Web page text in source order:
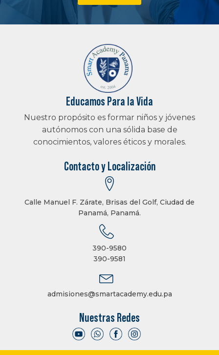
Educamos Para la Vida
Nuestro propósito es formar niños y jóvenes
autónomos con una sólida base de
conocimientos, valores éticos y morales.
Contacto y Localización
Calle Manuel F. Zárate, Brisas del Golf, Ciudad de
Panamá, Panamá.
390-9580
390-9581
admisiones@smartacademy.edu.pa
Nuestras Redes